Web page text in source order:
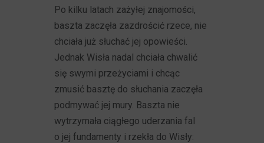
Po kilku latach zażyłej znajomości,
baszta zaczęła zazdrościć rzece, nie
chciała już słuchać jej opowieści.
Jednak Wisła nadal chciała chwalić
się swymi przeżyciami i chcąc
zmusić basztę do słuchania zaczęła
podmywać jej mury. Baszta nie
wytrzymała ciągłego uderzania fal
o jej fundamenty i rzekła do Wisły: